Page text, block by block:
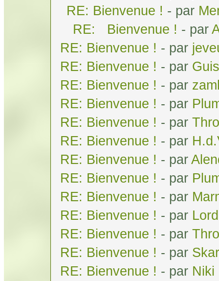
RE: Bienvenue ! - par
RE: Bienvenue ! - par
RE: Bienvenue ! - par
RE: Bienvenue ! - par
RE: Bienvenue ! - par
RE: Bienvenue ! - par
RE: Bienvenue ! - par
RE: Bienvenue ! - par
RE: Bienvenue ! - par
RE: Bienvenue ! - par
RE: Bienvenue ! - par
RE: Bienvenue ! - par
RE: Bienvenue ! - par
RE: Bienvenue ! - par
RE: Bienvenue ! - par Niki